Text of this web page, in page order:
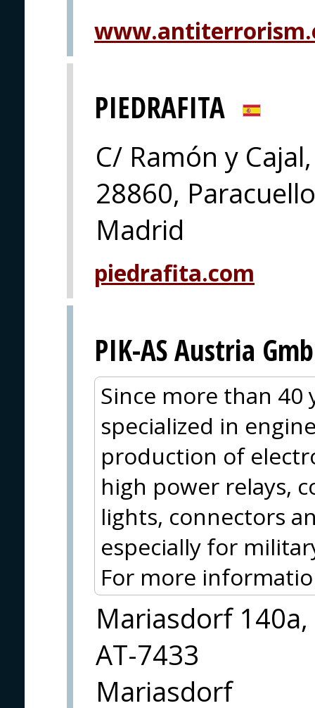
PIEDRAFITA
C/ Ramón y
28860,
Madrid
piedrafita.com
PIK-AS Austria
Since more than 40
specialized in
production of
high power relays,
lights, connectors
especially for
For more
Mariasdorf 140a,
AT-7433
Mariasdorf